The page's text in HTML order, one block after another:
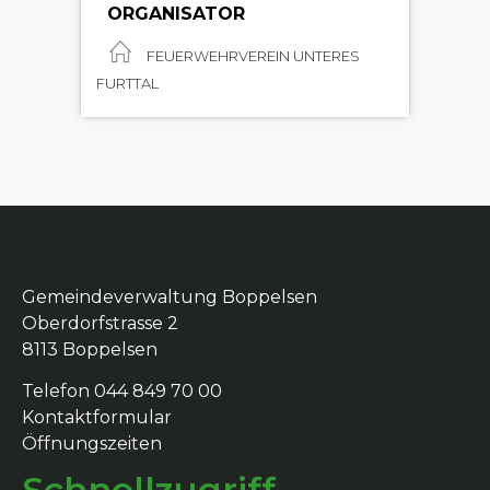
ORGANISATOR
FEUERWEHRVEREIN UNTERES
FURTTAL
Gemeindeverwaltung Boppelsen
Oberdorfstrasse 2
8113 Boppelsen
Telefon 044 849 70 00
Kontaktformular
Öffnungszeiten